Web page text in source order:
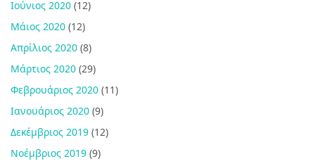
Ιούνιος 2020 (12)
Μάιος 2020 (12)
Απρίλιος 2020 (8)
Μάρτιος 2020 (29)
Φεβρουάριος 2020 (11)
Ιανουάριος 2020 (9)
Δεκέμβριος 2019 (12)
Νοέμβριος 2019 (9)